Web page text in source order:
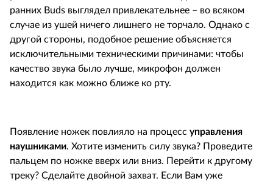
ранних Buds выглядел привлекательнее – во всяком
случае из ушей ничего лишнего не торчало. Однако с
другой стороны, подобное решение объясняется
исключительными техническими причинами: чтобы
качество звука было лучше, микрофон должен
находится как можно ближе ко рту.
Появление ножек повлияло на процесс управления
наушниками. Хотите изменить силу звука? Проведите
пальцем по ножке вверх или вниз. Перейти к другому
треку? Сделайте двойной захват. Если Вам уже